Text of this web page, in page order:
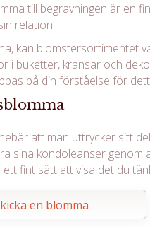
till begravningen är en
relation.
kan blomstersortimentet
i buketter, kransar och
på din förståelse för
att man uttrycker sitt
sina kondoleanser genom
fint sätt att visa det du
en blomma